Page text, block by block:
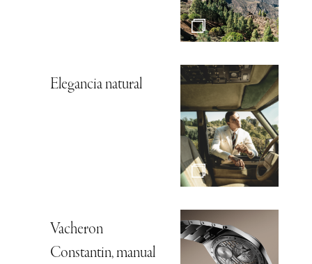
Elegancia natural
Vacheron
Constantin, manual